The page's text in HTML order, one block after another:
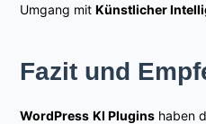
Umgang mitKünstlicher
Fazit und
WordPress KI Plugins haben